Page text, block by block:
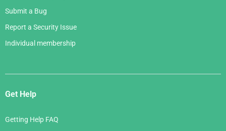
Submit a Bug
Report a Security Issue
Individual membership
Get Help
Getting Help FAQ